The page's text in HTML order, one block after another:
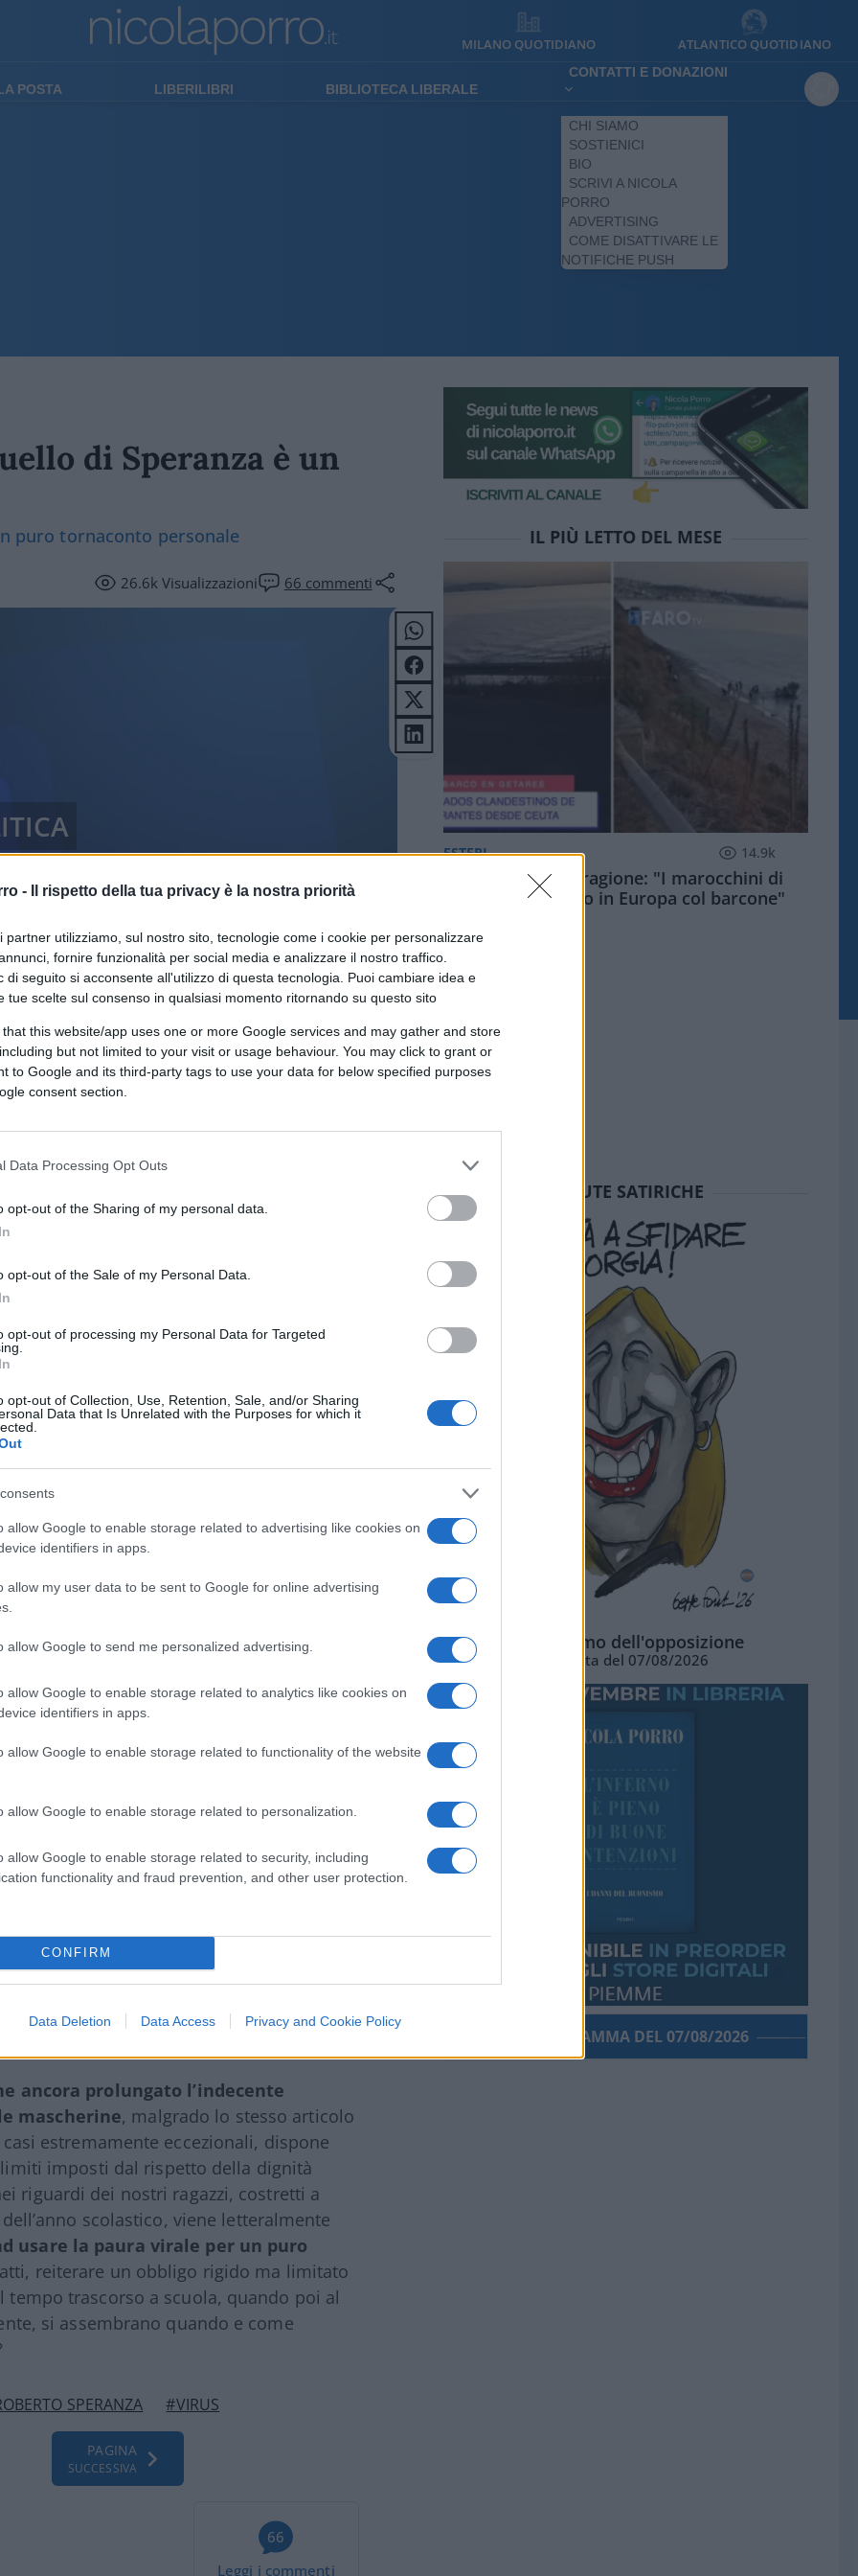
- Il rispetto della tua privacy è la nostra priorità
partner utilizziamo, sul nostro sito, tecnologie come i cookie per personalizzare
fornire funzionalità per social media e analizzare il nostro traffico.
di seguito si acconsente all'utilizzo di questa tecnologia. Puoi cambiare idea e
tue scelte sul consenso in qualsiasi momento ritornando su questo sito
that this website/app uses one or more Google services and may gather and store
but not limited to your visit or usage behaviour. You may click to grant or
to Google and its third-party tags to use your data for below specified purposes
consent section.
Data Processing Opt Outs
opt-out of the Sharing of my personal data.
opt-out of the Sale of my Personal Data.
opt-out of processing my Personal Data for Targeted
opt-out of Collection, Use, Retention, Sale, and/or Sharing
Data that Is Unrelated with the Purposes for which it
allow Google to enable storage related to advertising like cookies on
identifiers in apps.
allow my user data to be sent to Google for online advertising
allow Google to send me personalized advertising.
allow Google to enable storage related to analytics like cookies on
identifiers in apps.
allow Google to enable storage related to functionality of the website
allow Google to enable storage related to personalization.
allow Google to enable storage related to security, including
functionality and fraud prevention, and other user protection.
CONFIRM
Data Deletion Data Access Privacy and Cookie Policy
MILANO QUOTIDIANO ATLANTICO QUOTIDIANO
POSTA LIBERILIBRI BIBLIOTECA LIBERALE
CONTATTI E DONAZIONI
CHI SIAMO
SOSTIENICI
BIO
SCRIVI A NICOLA
PORRO
ADVERTISING
COME DISATTIVARE LE
NOTIFICHE PUSH
di Speranza è un
puro tornaconto personale
26.6kVisualizzazioni 66 commenti
mascherine
altre misure restrittive a partire dal
in queste ultime settimane.
abbia già preparato un bel discorsetto,
ben più cruenta rivoluzione ottobrina del
il primo giorno del diluvio operaio,
una pandemia che in Italia
da tempo non siamo più in emergenza,
rimangono ancora in piedi
l’Italia un Paese ancora in bilico
dittatura sanitaria. D’altronde, una
un regime democratico e una dittatura è
in quest’ultimo caso,di solidi contrappesi
peso di chi esercita il potere politico. E
democratici più avanzati, è proprio
che si gode di una certa garanzia nei
obbligatorio
2, la quale per Speranza & company
Italia, i due fondamentali contrappesi di
non hanno svolto
porre un argine alla deriva sanitaria
lo stesso ministro della Salute si
Europa, a prorogare l’obbligo delle
sociali,
cognome per i nascituri, mentre il buon
ancora prolungato l’indecente
mascherine, malgrado lo stesso articolo
estremamente eccezionali, dispone
imposti dal rispetto della dignità
riguardi dei nostri ragazzi, costretti a
scolastico, viene letteralmente
usare la paura virale per un puro
reiterare un obbligo rigido ma limitato
tempo trascorso a scuola, quando poi al
si assembrano quando e come
SPERANZA #VIRUS
PAGINA
SUCCESSIVA
66
Leggi i commenti
IL PIÙ LETTO DEL MESE
ESTERI 14.9k
Meloni aveva ragione: "I marocchini di
Ceuta sbarcano in Europa col barcone"
SEDUTE SATIRICHE
L'ottimismo dell'opposizione
Vignetta del 07/08/2026
PORROGRAMMA DEL 07/08/2026